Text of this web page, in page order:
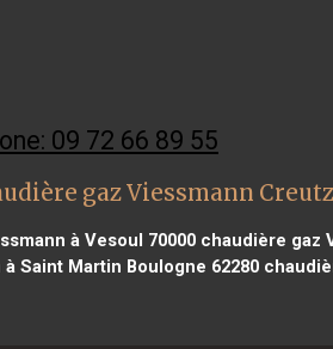
09 72 66 89 55
gaz Viessmann
à Vesoul 70000 chaudière gaz
Saint Martin Boulogne 62280